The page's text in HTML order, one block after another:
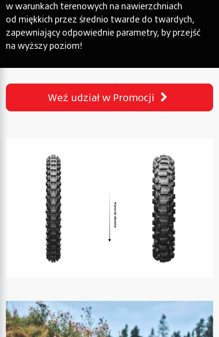
w warunkach terenowych na nawierzchniach
od miękkich przez średnio twarde do twardych,
zapewniający odpowiednie parametry, by przejść
na wyższy poziom!
Weź udział w Promocji